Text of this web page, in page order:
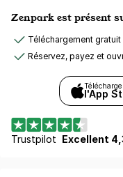
Zenpark est présent
Téléchargement gratuit
Réservez, payez et
l'App
Trustpilot Excellent